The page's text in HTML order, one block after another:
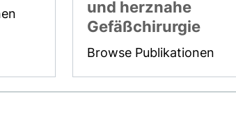
und herznahe
Gefäßchirurgie
Browse Publikationen